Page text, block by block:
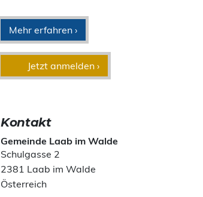
Mehr erfahren ›
Jetzt anmelden ›
Kontakt
Gemeinde Laab im Walde
Schulgasse 2
2381 Laab im Walde
Österreich